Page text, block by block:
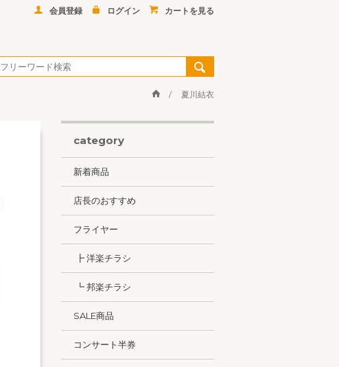
会員登録 ログイン カートを見る
夏川結衣
category
新着商品
店長のおすすめ
フライヤー
┣ 洋楽チラシ
┗ 邦楽チラシ
SALE商品
コンサート半券